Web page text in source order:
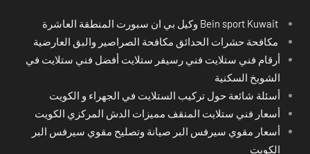
مكافحة حشرات الحدائق مكافحة الصراصير والبق العارضية
أرقام فني ستلايت فني رسيفر ستلايت أفضل فني ستلايت في
الشويخ السكنية
أسئلة شائعة حول تركيب الستلايت في الجهراء و الكويت
أسعار فني ستلايت المنقف مميزات الدش المركزي الكويت
أسعار مقوي سيرفس البر صيانة وتصليح مقوي سيرفس البر
الكويت